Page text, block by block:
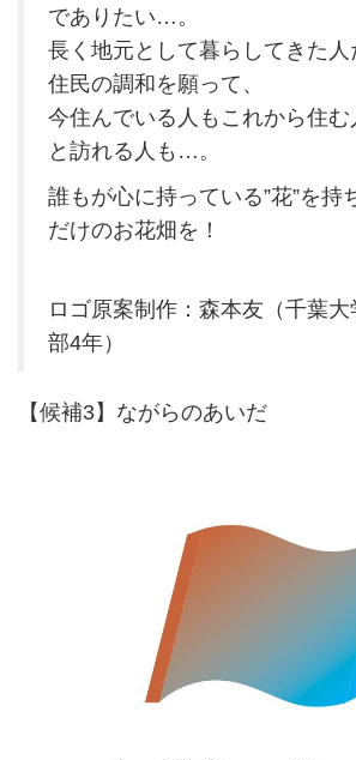
でありたい…。
長く地元として暮らしてきた人
住民の調和を願って、
今住んでいる人もこれから住む
と訪れる人も…。
誰もが心に持っている”花”を持
だけのお花畑を！
ロゴ原案制作：森本友（千葉
部4年）
【候補3】ながらのあいだ